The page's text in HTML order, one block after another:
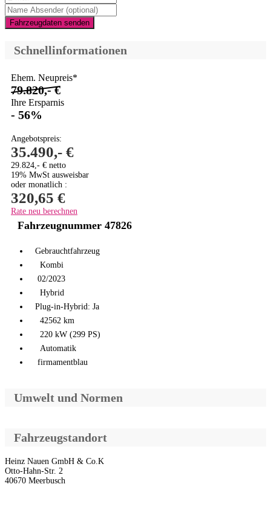
Fahrzeugdaten senden
Schnellinformationen
Ehem. Neupreis*
79.820,- €
Ihre Ersparnis
- 56%
Angebotspreis:
35.490,- €
29.824,- € netto
19% MwSt ausweisbar
oder monatlich :
320,65 €
Rate neu berechnen
Fahrzeugnummer 47826
Gebrauchtfahrzeug
Kombi
02/2023
Hybrid
Plug-in-Hybrid: Ja
42562 km
220 kW (299 PS)
Automatik
firmamentblau
Umwelt und Normen
Fahrzeugstandort
Heinz Nauen GmbH & Co.K
Otto-Hahn-Str. 2
40670 Meerbusch